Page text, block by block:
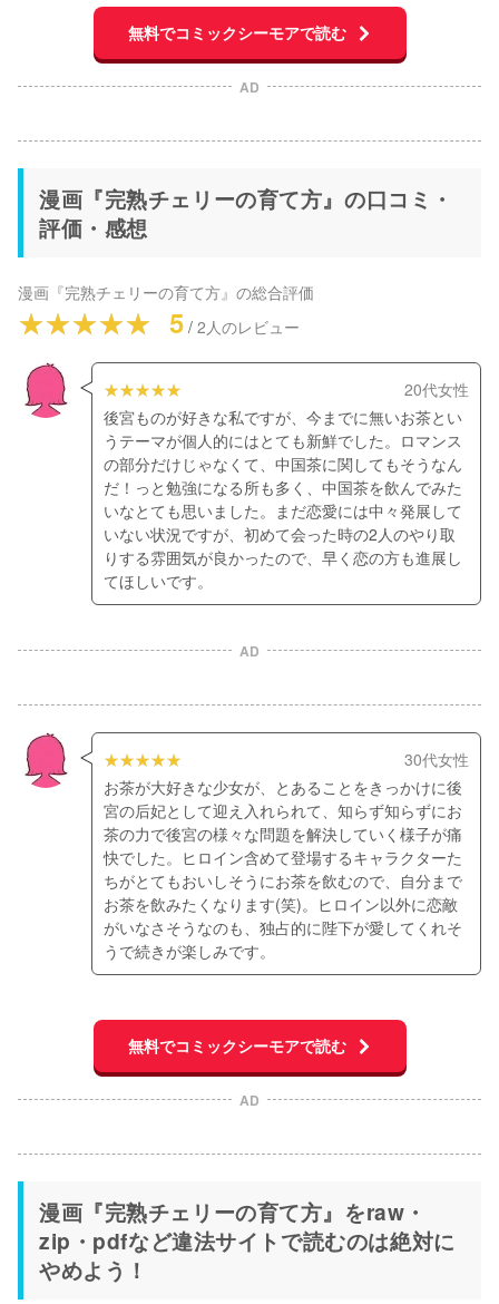
無料でコミックシーモアで読む
AD
漫画『完熟チェリーの育て方』の口コミ・
評価・感想
漫画『完熟チェリーの育て方』 の総合評価
5 / 2 人のレビュー
20代女性
後宮ものが好きな私ですが、今までに無いお茶とい
うテーマが個人的にはとても新鮮でした。ロマンス
の部分だけじゃなくて、中国茶に関してもそうなん
だ！っと勉強になる所も多く、中国茶を飲んでみた
いなとても思いました。まだ恋愛には中々発展して
いない状況ですが、初めて会った時の2人のやり取
りする雰囲気が良かったので、早く恋の方も進展し
てほしいです。
AD
30代女性
お茶が大好きな少女が、とあることをきっかけに後
宮の后妃として迎え入れられて、知らず知らずにお
茶の力で後宮の様々な問題を解決していく様子が痛
快でした。ヒロイン含めて登場するキャラクターた
ちがとてもおいしそうにお茶を飲むので、自分まで
お茶を飲みたくなります(笑)。ヒロイン以外に恋敵
がいなさそうなのも、独占的に陛下が愛してくれそ
うで続きが楽しみです。
無料でコミックシーモアで読む
AD
漫画『完熟チェリーの育て方』をraw・
zip・pdfなど違法サイトで読むのは絶対に
やめよう！